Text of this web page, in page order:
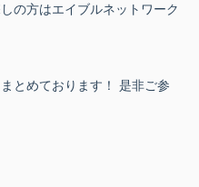
の方はエイブルネットワーク
とめております！ 是非ご参